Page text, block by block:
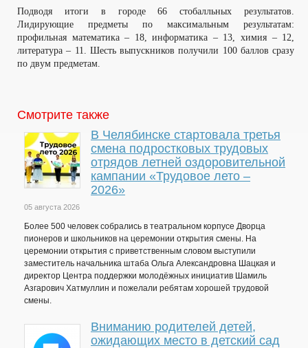
Подводя итоги в городе 66 стобалльных результатов.
Лидирующие предметы по максимальным результатам:
профильная математика – 18, информатика – 13, химия – 12,
литература – 11. Шесть выпускников получили 100 баллов сразу
по двум предметам.
Смотрите также
В Челябинске стартовала третья
смена подростковых трудовых
отрядов летней оздоровительной
кампании «Трудовое лето –
2026»
05 августа 2026
Более 500 человек собрались в театральном корпусе Дворца
пионеров и школьников на церемонии открытия смены. На
церемонии открытия с приветственным словом выступили
заместитель начальника штаба Ольга Александровна Шацкая и
директор Центра поддержки молодёжных инициатив Шамиль
Азгарович Хатмуллин и пожелали ребятам хорошей трудовой
смены.
Вниманию родителей детей,
ожидающих место в детский сад